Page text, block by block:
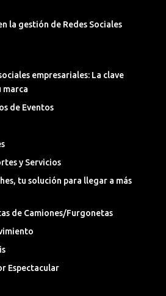
la gestión de Redes Sociales
empresariales: La clave
marca
de Eventos
y Servicios
tu solución para llegar a más
de Camiones/Furgonetas
Espectacular